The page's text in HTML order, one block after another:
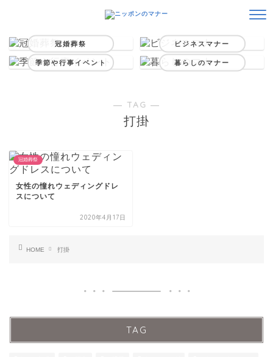
冠婚葬祭 ビジネスマナー
季節や行事イベント 暮らしのマナー
― TAG ―
打掛
冠婚葬祭
女性の憧れウェディングドレ
スについて
2020年4月17日
HOME 打掛
TAG